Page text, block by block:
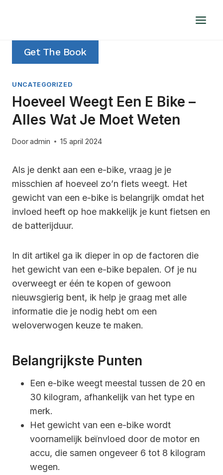
Get The Book
UNCATEGORIZED
Hoeveel Weegt Een E Bike –
Alles Wat Je Moet Weten
Dooradmin 15 april 2024
Als je denkt aan een e-bike, vraag je je
misschien af hoeveel zo’n fiets weegt. Het
gewicht van een e-bike is belangrijk omdat het
invloed heeft op hoe makkelijk je kunt fietsen en
de batterijduur.
In dit artikel ga ik dieper in op de factoren die
het gewicht van een e-bike bepalen. Of je nu
overweegt er één te kopen of gewoon
nieuwsgierig bent, ik help je graag met alle
informatie die je nodig hebt om een
weloverwogen keuze te maken.
Belangrijkste Punten
Een e-bike weegt meestal tussen de 20 en
30 kilogram, afhankelijk van het type en
merk.
Het gewicht van een e-bike wordt
voornamelijk beïnvloed door de motor en
accu, die samen ongeveer 6 tot 8 kilogram
wegen.